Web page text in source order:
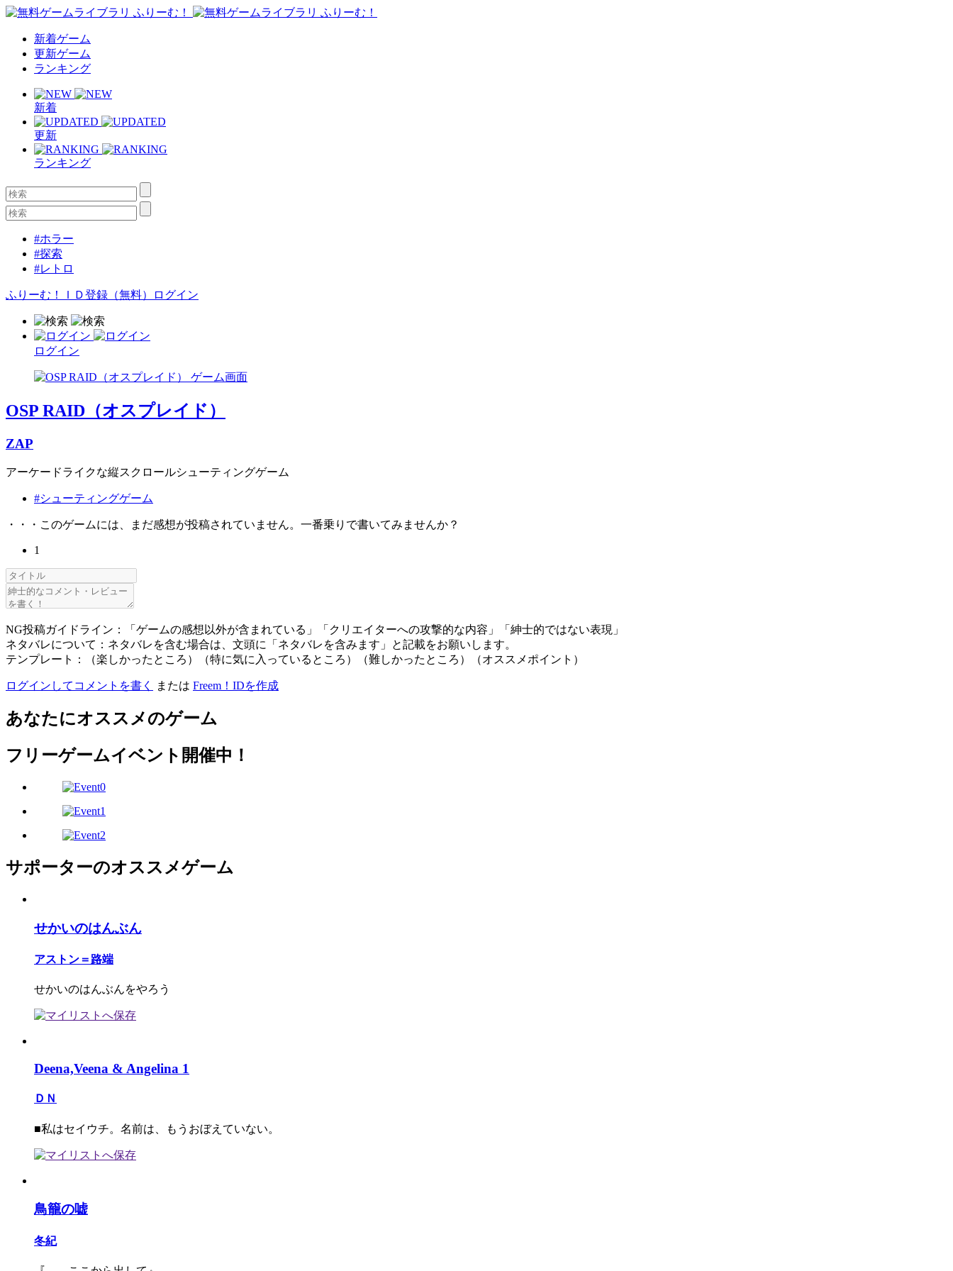
新着ゲーム
更新ゲーム
ランキング
新着
更新
ランキング
#ホラー
#探索
#レトロ
ふりーむ！ＩＤ登録（無料） ログイン
ログイン
OSP RAID（オスプレイド）
ZAP
アーケードライクな縦スクロールシューティングゲーム
#シューティングゲーム
・・・このゲームには、まだ感想が投稿されていません。一番乗りで書いてみませんか？
1
NG投稿ガイドライン：「ゲームの感想以外が含まれている」「クリエイターへの攻撃的な内容」「紳士的ではない表現」
ネタバレについて：ネタバレを含む場合は、文頭に「ネタバレを含みます」と記載をお願いします。
テンプレート：（楽しかったところ）（特に気に入っているところ）（難しかったところ）（オススメポイント）
ログインしてコメントを書く または Freem！IDを作成
あなたにオススメのゲーム
フリーゲームイベント開催中！
サポーターのオススメゲーム
せかいのはんぶん
アストン＝路端
せかいのはんぶんをやろう
Deena,Veena & Angelina 1
ＤＮ
■私はセイウチ。名前は、もうおぼえていない。
鳥籠の嘘
冬紀